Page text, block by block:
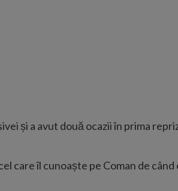
și a avut două ocazii în prima
care îl cunoaște pe Coman de